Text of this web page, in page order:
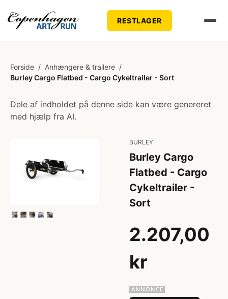
RESTLAGER
Forside / Anhængere & trailere /
Burley Cargo Flatbed - Cargo Cykeltrailer - Sort
Dele af indholdet på denne side kan være genereret
med hjælp fra AI.
BURLEY
Burley Cargo
Flatbed - Cargo
Cykeltrailer -
Sort
2.207,00
kr